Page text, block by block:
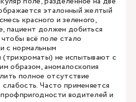
эталонный желтый
красного и зеленого,
пациент должен добиться
всё поле стало
с нормальным
(трихроматы) не испытывают с
образом, аномалоскопия
полное отсутствие
Часто применяется
водителей и